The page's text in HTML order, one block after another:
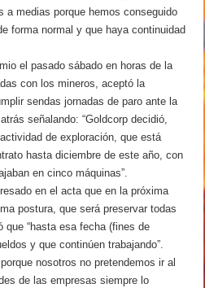
a medias porque hemos conseguido
forma normal y que haya continuidad
el pasado sábado en horas de la
con los mineros, aceptó la
sendas jornadas de paro ante la
señalando: “Goldcorp decidió,
de exploración, que está
hasta diciembre de este año, con
en cinco máquinas”.
en el acta que en la próxima
postura, que será preservar todas
que “hasta esa fecha (fines de
y que continúen trabajando”.
nosotros no pretendemos ir al
de las empresas siempre lo